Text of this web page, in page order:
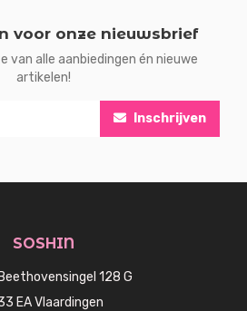
voor onze nieuwsbrief
van alle aanbiedingen én nieuwe
artikelen!
Inschrijven
SOSHIN
128 G
EA Vlaardingen